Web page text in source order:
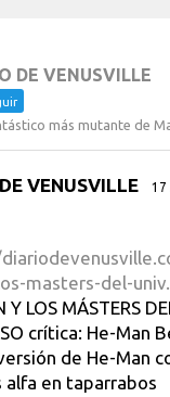
DE VENUSVILLE
más mutante de
VENUSVILLE 17
masters-del-
Y LOS MÁSTERS
crítica: He-Man
de He-Man
alfa en taparrabos